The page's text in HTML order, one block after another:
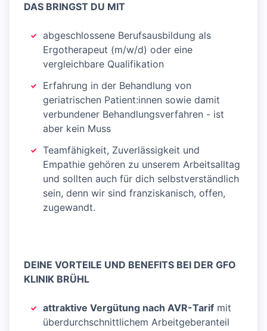
DAS BRINGST DU MIT
abgeschlossene Berufsausbildung als
Ergotherapeut (m/w/d) oder eine
vergleichbare Qualifikation
Erfahrung in der Behandlung von
geriatrischen Patient:innen sowie damit
verbundener Behandlungsverfahren - ist
aber kein Muss
Teamfähigkeit, Zuverlässigkeit und
Empathie gehören zu unserem Arbeitsalltag
und sollten auch für dich selbstverständlich
sein, denn wir sind franziskanisch, offen,
zugewandt.
DEINE VORTEILE UND BENEFITS BEI DER GFO
KLINIK BRÜHL
attraktive Vergütung nach AVR-Tarif mit
überdurchschnittlichem Arbeitgeberanteil